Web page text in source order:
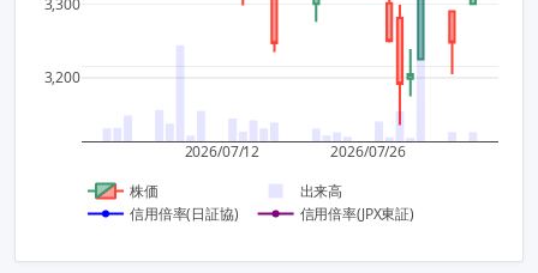
2026/07/12 2026/07/26
3,200
株価
出来高
信用倍率(日証協)
信用倍率(JPX東証)